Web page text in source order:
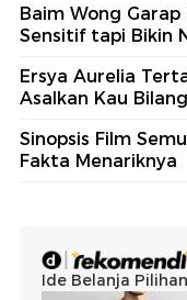
Baim Wong
Sensitif tapi Bikin
Ersya Aurelia
Asalkan Kau
Sinopsis Film
Fakta Menariknya